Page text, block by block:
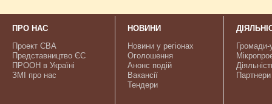
ПРО НАС
Проект CBA
Представництво ЄС
ПРООН в Україні
ЗМІ про нас
НОВИНИ
Новини у регіонах
Оголошення
Анонс подій
Вакансії
Тендери
Громади-
Партнери